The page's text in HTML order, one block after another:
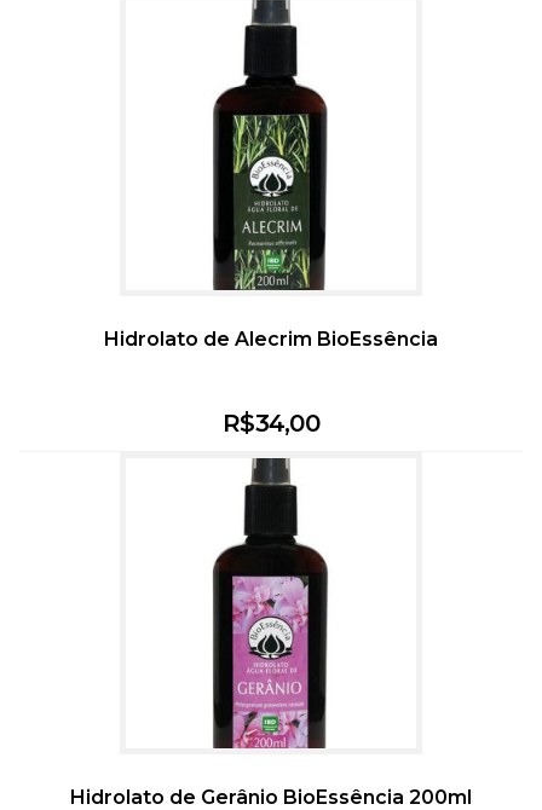
Hidrolato de Alecrim BioEssência
R$34,00
Hidrolato de Gerânio BioEssência 200ml